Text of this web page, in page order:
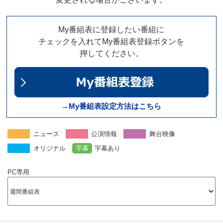
My番組表に登録したい番組に
チェックを入れてMy番組表登録ボタンを
押してください。
→My番組表設定方法はこちら
ニュース 公演情報
舞台映像
オリジナル
字幕 字幕あり
PC専用